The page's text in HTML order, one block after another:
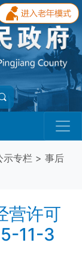
示专栏 > 事后
营许可
11-3